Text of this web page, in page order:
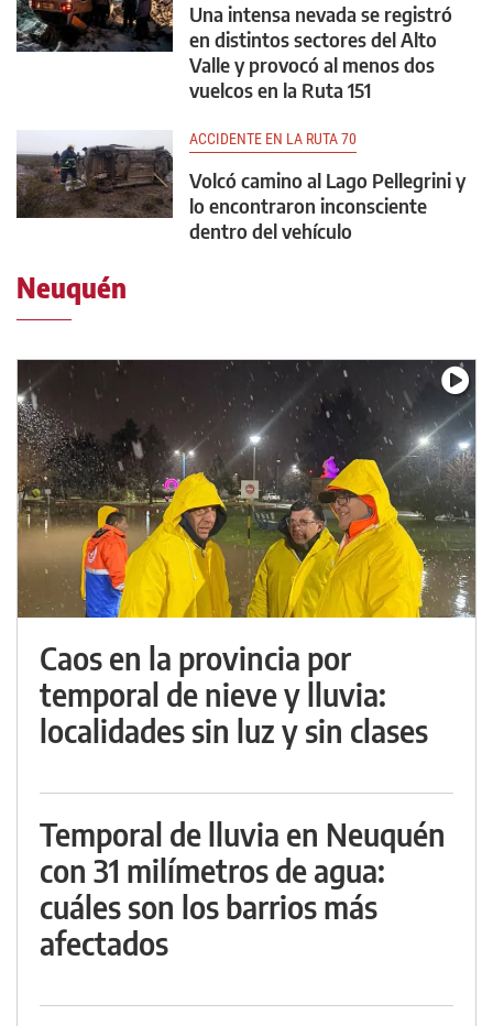
Una intensa nevada se registró
en distintos sectores del Alto
Valle y provocó al menos dos
vuelcos en la Ruta 151
ACCIDENTE EN LA RUTA 70
Volcó camino al Lago Pellegrini y
lo encontraron inconsciente
dentro del vehículo
Neuquén
Caos en la provincia por
temporal de nieve y lluvia:
localidades sin luz y sin clases
Temporal de lluvia en Neuquén
con 31 milímetros de agua:
cuáles son los barrios más
afectados